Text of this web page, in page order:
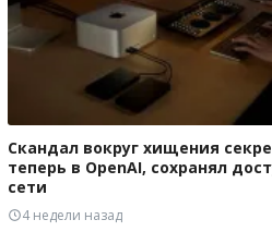
Скандал вокруг хищения
теперь в OpenAI, сохранял
сети
4 недели назад